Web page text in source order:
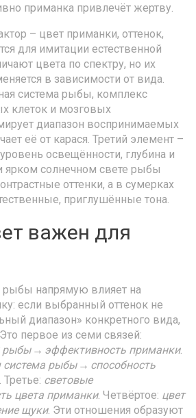
приманка привлечёт жертву.
– цвет приманки, оттенок,
для имитации естественной
цвета по спектру, но их
в зависимости от вида.
система рыбы, комплекс
клеток и мозговых
диапазон воспринимаемых
её от карася. Третий элемент –
уровень освещённости, глубина и
ярком солнечном свете рыбы
оттенки, а в сумерках
приглушённые тона.
важен для
рыбы напрямую влияет на
если выбранный оттенок не
диапазон» конкретного вида,
первое из семи связей:
рыбы → эффективность приманки.
система рыбы → способность
. Третье: световые
цвета приманки. Четвёртое: цвет
щуки. Эти отношения образуют